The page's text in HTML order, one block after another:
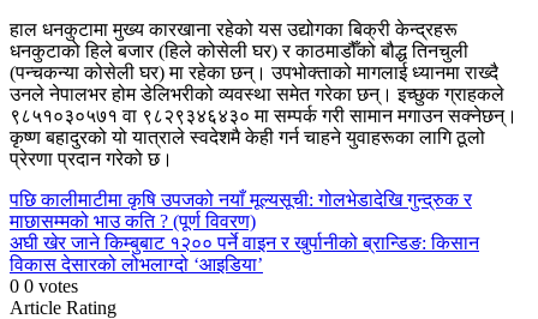
हाल धनकुटामा मुख्य कारखाना रहेको यस उद्योगका बिक्री केन्द्रहरू
धनकुटाको हिले बजार (हिले कोसेली घर) र काठमाडौँको बौद्ध तिनचुली
(पन्चकन्या कोसेली घर) मा रहेका छन्। उपभोक्ताको मागलाई ध्यानमा राख्दै
उनले नेपालभर होम डेलिभरीको व्यवस्था समेत गरेका छन्। इच्छुक ग्राहकले
९८५१०३०५७१ वा ९८२९३४६४३० मा सम्पर्क गरी सामान मगाउन सक्नेछन्।
कृष्ण बहादुरको यो यात्राले स्वदेशमै केही गर्न चाहने युवाहरूका लागि ठूलो
प्रेरणा प्रदान गरेको छ।
Continue
Reading
पछिकालीमाटीमा कृषि उपजको नयाँ मूल्यसूची: गोलभेडादेखि गुन्द्रुक र
माछासम्मको भाउ कति ? (पूर्ण विवरण)
अघीखेर जाने किम्बुबाट १२०० पर्ने वाइन र खुर्पानीको ब्रान्डिङ: किसान
विकास देसारको लोभलाग्दो ‘आइडिया’
0 0 votes
Article Rating